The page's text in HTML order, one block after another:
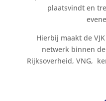
plaatsvindt en
Hierbij maakt de
netwerk binnen
Rijksoverheid, VNG,